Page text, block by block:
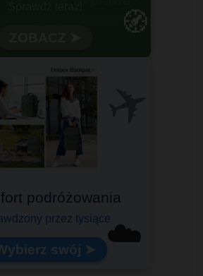
🧭
☁️
podróżowania
przez tysiące
swój ➤